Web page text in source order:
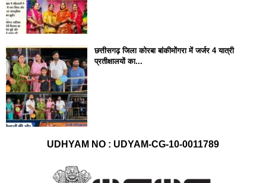
छत्तीसगढ़ जिला कोरबा बांकीमोंगरा में जर्जर 4 यात्री
प्रतीक्षालयों का...
UDHYAM NO : UDYAM-CG-10-0011789